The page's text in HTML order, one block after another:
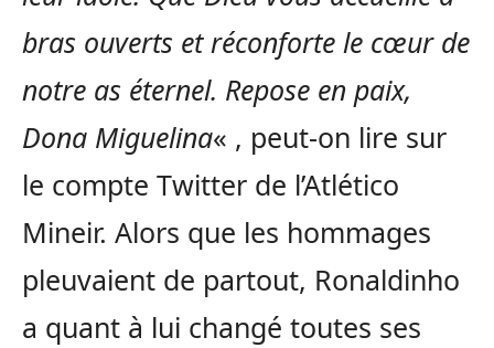
bras ouverts et réconforte le cœur de
notre as éternel. Repose en paix,
Dona Miguelina« , peut-on lire sur
le compte Twitter de l’Atlético
Mineir. Alors que les hommages
pleuvaient de partout, Ronaldinho
a quant à lui changé toutes ses